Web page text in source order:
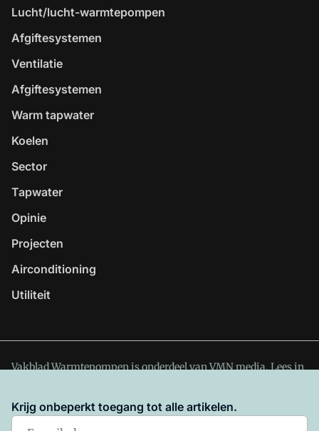
Lucht/lucht-warmtepompen
Afgiftesystemen
Ventilatie
Afgiftesystemen
Warm tapwater
Koelen
Sector
Tapwater
Opinie
Projecten
Airconditioning
Utiliteit
Vakblad Warmtepompen is onderdeel van VMN media. Lees in
deze site zijn de volgende regelingen van toepassing:
Algemene VoorwaardenenPrivacy en Cookie beleid|Privacy
Krijg onbeperkt toegang tot alle artikelen.